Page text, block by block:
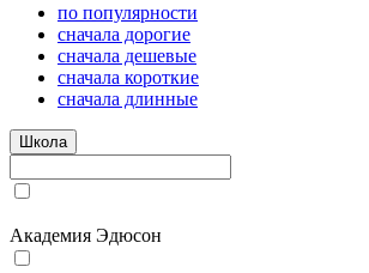
по популярности
сначала дорогие
сначала дешевые
сначала короткие
сначала длинные
Школа
Академия Эдюсон